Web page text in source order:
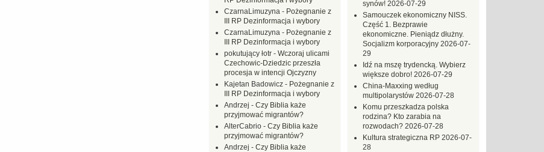
synów! 2026-07-29
Samouczek ekonomiczny NISS.
Część 1. Bezprawie
ekonomiczne. Pieniądz dłużny.
Socjalizm korporacyjny 2026-07-
29
Idź na mszę trydencką. Wybierz
większe dobro! 2026-07-29
China-Maxxing według
multipolarystów 2026-07-28
Komu przeszkadza polska
rodzina? Kto zarabia na
rozwodach? 2026-07-28
Kultura strategiczna RP 2026-07-
28
CzarnaLimuzyna - Pożegnanie z
III RP Dezinformacja i wybory
CzarnaLimuzyna - Pożegnanie z
III RP Dezinformacja i wybory
pokutujący łotr - Wczoraj ulicami
Czechowic-Dziedzic przeszła
procesja w intencji Ojczyzny
Kajetan Badowicz - Pożegnanie z
III RP Dezinformacja i wybory
Andrzej - Czy Biblia każe
przyjmować migrantów?
AlterCabrio - Czy Biblia każe
przyjmować migrantów?
Andrzej - Czy Biblia każe